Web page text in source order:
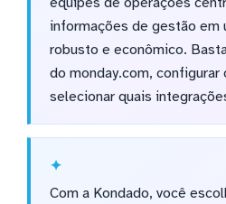
informações de gestão em
robusto e econômico.
do monday.com, configurar
selecionar quais
Com a Kondado, você